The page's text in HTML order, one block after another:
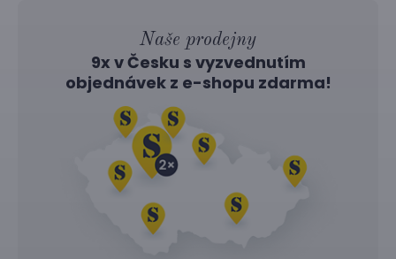
Naše prodejny
9x v Česku s vyzvednutím
objednávek z e-shopu zdarma!